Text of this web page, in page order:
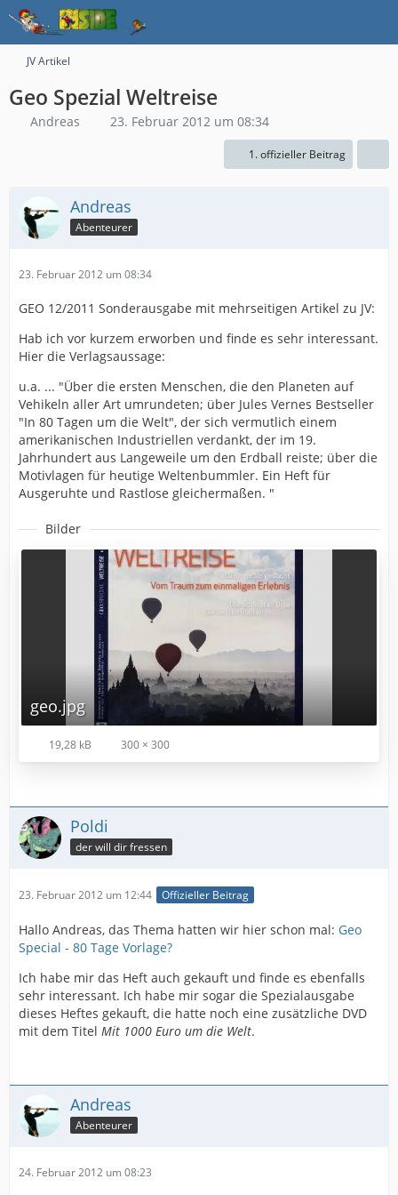
JV Artikel
Geo Spezial Weltreise
Andreas 23. Februar 2012 um 08:34
1. offizieller Beitrag
Andreas
Abenteurer
23. Februar 2012 um 08:34
GEO 12/2011 Sonderausgabe mit mehrseitigen Artikel zu JV:
Hab ich vor kurzem erworben und finde es sehr interessant.
Hier die Verlagsaussage:
u.a. ... "Über die ersten Menschen, die den Planeten auf
Vehikeln aller Art umrundeten; über Jules Vernes Bestseller
"In 80 Tagen um die Welt", der sich vermutlich einem
amerikanischen Industriellen verdankt, der im 19.
Jahrhundert aus Langeweile um den Erdball reiste; über die
Motivlagen für heutige Weltenbummler. Ein Heft für
Ausgeruhte und Rastlose gleichermaßen. "
Bilder
geo.jpg
19,28 kB 300 × 300
Poldi
der will dir fressen
23. Februar 2012 um 12:44 Offizieller Beitrag
Hallo Andreas, das Thema hatten wir hier schon mal: Geo
Special - 80 Tage Vorlage?
Ich habe mir das Heft auch gekauft und finde es ebenfalls
sehr interessant. Ich habe mir sogar die Spezialausgabe
dieses Heftes gekauft, die hatte noch eine zusätzliche DVD
mit dem Titel Mit 1000 Euro um die Welt.
Andreas
Abenteurer
24. Februar 2012 um 08:23